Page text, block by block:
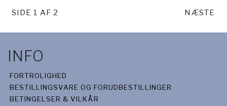
SIDE 1 AF 2 NÆSTE
INFO
FORTROLIGHED
BESTILLINGSVARE OG FORUDBESTILLINGER
BETINGELSER & VILKÅR